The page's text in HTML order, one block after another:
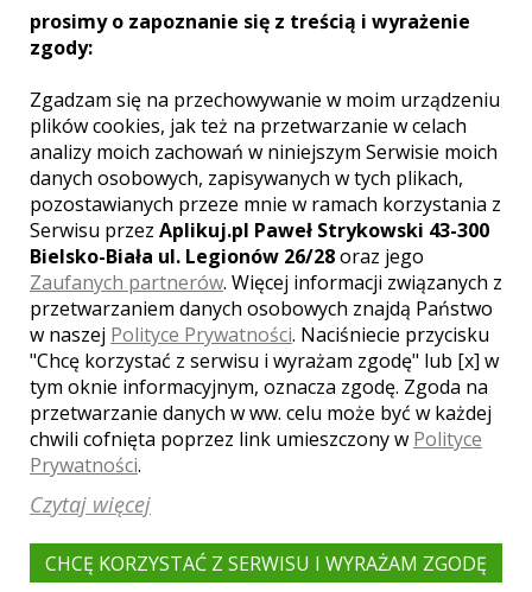
oryginalne kabriolety w stylu retro, czy
udział” w sesji zdjęciowej młodej pary.
Zaletą wynajmu samochodu jest nie tylko
szeroki wybór, ale także brak konieczności
samodzielnego dekorowania auta.
Zajmuje się tym firma, oczywiście zgodnie
z wytycznymi klienta. Ponadto można od
razu zarezerwować samochód również na
dzień sesji plenerowej, która zazwyczaj
jest organizowana w innym dniu niż ślub.
Jeśli zatem wszystko jest dopięte na
ostatni guzik, należy zastanowić się, jakie
miejsca wybrać, by stały się idealnym
tłem ślubnych fotografii. Pary młode,
które zdecydowały się na ślub kościelny,
wybierają zazwyczajklasycystyczny
Kościół Świętego Idziego
może stanowić piękno tło zbiorowej
fotografii pary małżeńskiej i
zaproszonych gości.
Ciekawą bryłą może natomiast pochwalić
prosimy o zapoznanie się z treścią i wyrażenie
zgody:
Zgadzam się na przechowywanie w moim urządzeniu
plików cookies, jak też na przetwarzanie w celach
analizy moich zachowań w niniejszym Serwisie moich
danych osobowych, zapisywanych w tych plikach,
pozostawianych przeze mnie w ramach korzystania z
Serwisu przez Aplikuj.pl Paweł Strykowski 43-300
Bielsko-Biała ul. Legionów 26/28oraz jego
Zaufanych partnerów. Więcej informacji związanych z
przetwarzaniem danych osobowych znajdą Państwo
w naszej Polityce Prywatności. Naciśniecie przycisku
"Chcę korzystać z serwisu i wyrażam zgodę" lub [x] w
tym oknie informacyjnym, oznacza zgodę. Zgoda na
przetwarzanie danych w ww. celu może być w każdej
chwili cofnięta poprzez link umieszczony w Polityce
Prywatności.
Czytaj więcej
CHCĘ KORZYSTAĆ Z SERWISU I WYRAŻAM ZGODĘ